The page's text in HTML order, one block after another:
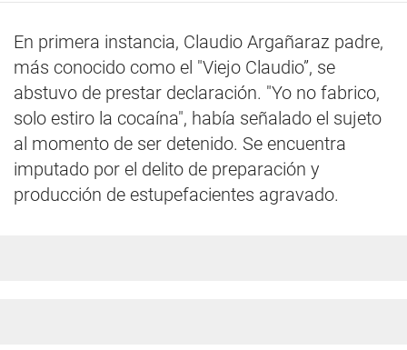
En primera instancia, Claudio Argañaraz padre,
más conocido como el "Viejo Claudio”, se
abstuvo de prestar declaración. "Yo no fabrico,
solo estiro la cocaína", había señalado el sujeto
al momento de ser detenido. Se encuentra
imputado por el delito de preparación y
producción de estupefacientes agravado.